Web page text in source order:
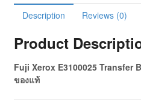
Description Reviews (0)
Product
Fuji Xerox E3100025 Transfer
ของแท้